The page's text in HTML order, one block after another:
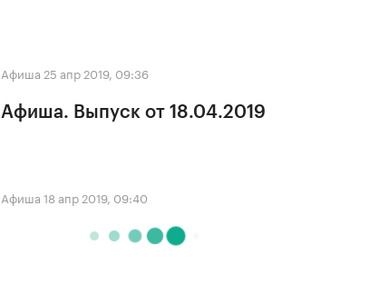
Афиша 25 апр 2019, 09:36
Афиша. Выпуск от 18.04.2019
Афиша 18 апр 2019, 09:40